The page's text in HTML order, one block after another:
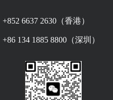
+852 6637 2630（香港）
+86 134 1885 8800（深圳）